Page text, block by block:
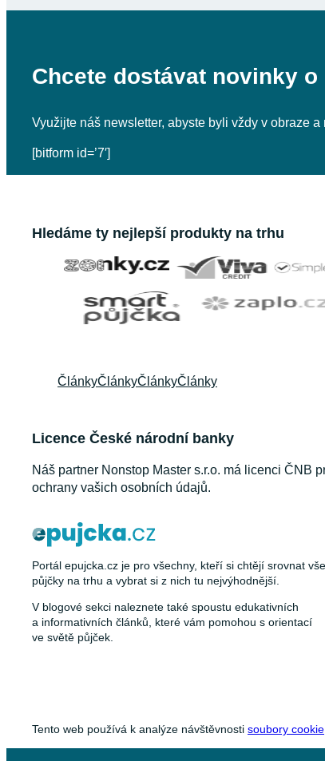
Chcete dostávat novinky
Využijte náš newsletter, abyste byli vždy v obraze
[bitform id=’7′]
Hledáme ty nejlepší produkty na trhu
ČlánkyČlánkyČlánkyČlánky
Licence České národní banky
Náš partner Nonstop Master s.r.o. má licenci ČNB
ochrany vašich osobních údajů.
Portál epujcka.cz je pro všechny, kteří si chtějí srovnat
půjčky na trhu a vybrat si z nich tu nejvýhodnější.
V blogové sekci naleznete také spoustu edukativních
a informativních článků, které vám pomohou s orientací
ve světě půjček.
Tento web používá k analýze návštěvnosti soubory cookie